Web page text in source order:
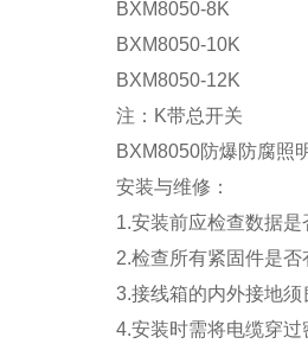
BXM8050-8K
BXM8050-10K
BXM8050-12K
注：K带总开关
BXM8050防爆防腐照
安装与维修：
1.安装前应检查数据是
2.检查所有紧固件是否
3.接线箱的内外接地须
4.安装时需将电缆穿